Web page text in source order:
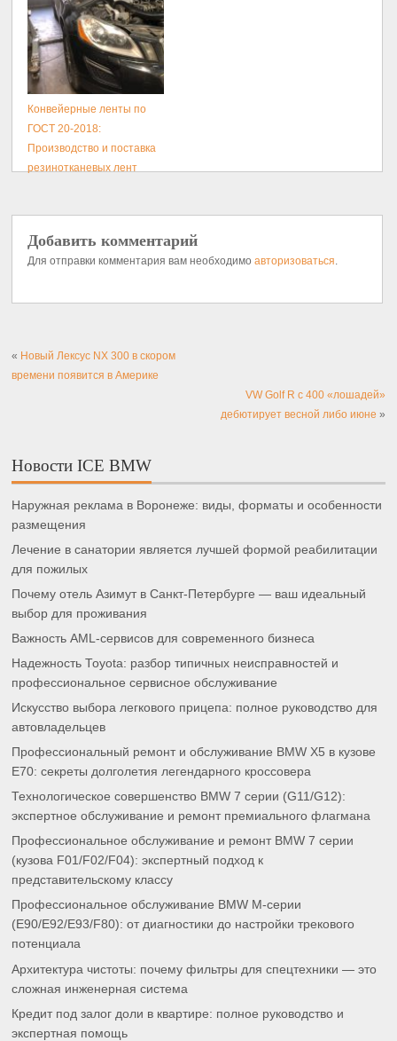
Конвейерные ленты по
ГОСТ 20-2018:
Производство и поставка
резинотканевых лент
Добавить комментарий
Для отправки комментария вам необходимоавторизоваться.
« Новый Лексус NX 300 в скором
времени появится в Америке
VW Golf R с 400 «лошадей»
дебютирует весной либо июне »
Новости ICE BMW
Наружная реклама в Воронеже: виды, форматы и особенности
размещения
Лечение в санатории является лучшей формой реабилитации
для пожилых
Почему отель Азимут в Санкт-Петербурге — ваш идеальный
выбор для проживания
Важность AML-сервисов для современного бизнеса
Надежность Toyota: разбор типичных неисправностей и
профессиональное сервисное обслуживание
Искусство выбора легкового прицепа: полное руководство для
автовладельцев
Профессиональный ремонт и обслуживание BMW X5 в кузове
E70: секреты долголетия легендарного кроссовера
Технологическое совершенство BMW 7 серии (G11/G12):
экспертное обслуживание и ремонт премиального флагмана
Профессиональное обслуживание и ремонт BMW 7 серии
(кузова F01/F02/F04): экспертный подход к
представительскому классу
Профессиональное обслуживание BMW M-серии
(E90/E92/E93/F80): от диагностики до настройки трекового
потенциала
Архитектура чистоты: почему фильтры для спецтехники — это
сложная инженерная система
Кредит под залог доли в квартире: полное руководство и
экспертная помощь